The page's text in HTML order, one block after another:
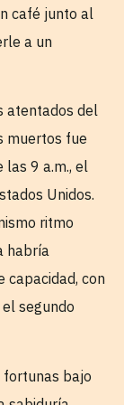
café junto al
a un
atentados del
muertos fue
las 9 a.m., el
Unidos.
ritmo
habría
capacidad, con
segundo
fortunas bajo